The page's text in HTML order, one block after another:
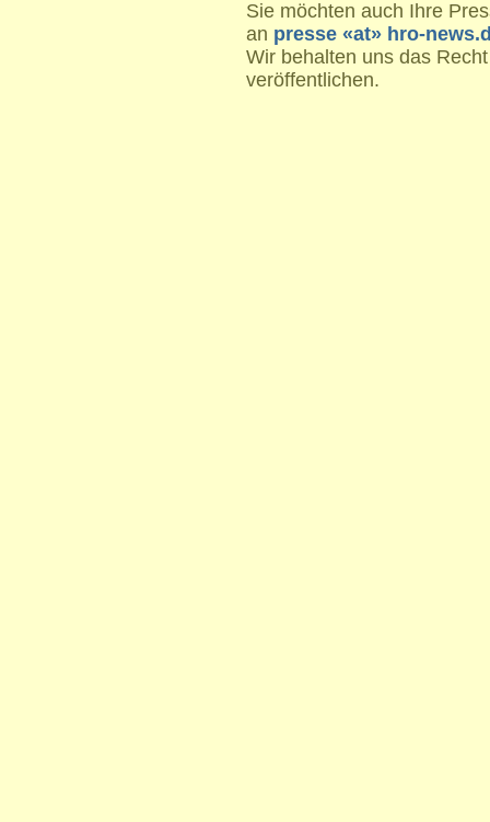
Sie möchten auch Ihre
an presse «at» hro-
Wir behalten uns das
veröffentlichen.